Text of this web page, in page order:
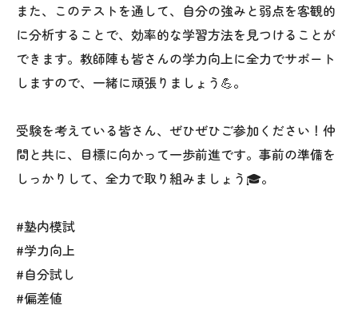
また、このテストを通して、自分の強みと弱点を客観的
に分析することで、効率的な学習方法を見つけることが
できます。教師陣も皆さんの学力向上に全力でサポート
しますので、一緒に頑張りましょう💪。
受験を考えている皆さん、ぜひぜひご参加ください！仲
間と共に、目標に向かって一歩前進です。事前の準備を
しっかりして、全力で取り組みましょう🎓。
#塾内模試
#学力向上
#自分試し
#偏差値